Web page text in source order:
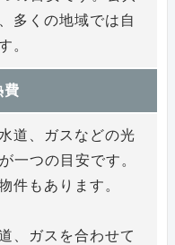
多くの地域では自
。
費
道、ガスなどの光
一つの目安です。
件もあります。
、ガスを合わせて